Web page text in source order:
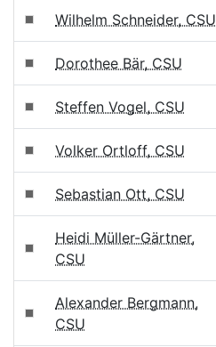
Wilhelm Schneider, CSU
Dorothee Bär, CSU
Steffen Vogel, CSU
Volker Ortloff, CSU
Sebastian Ott, CSU
Heidi Müller-Gärtner,
CSU
Alexander Bergmann,
CSU